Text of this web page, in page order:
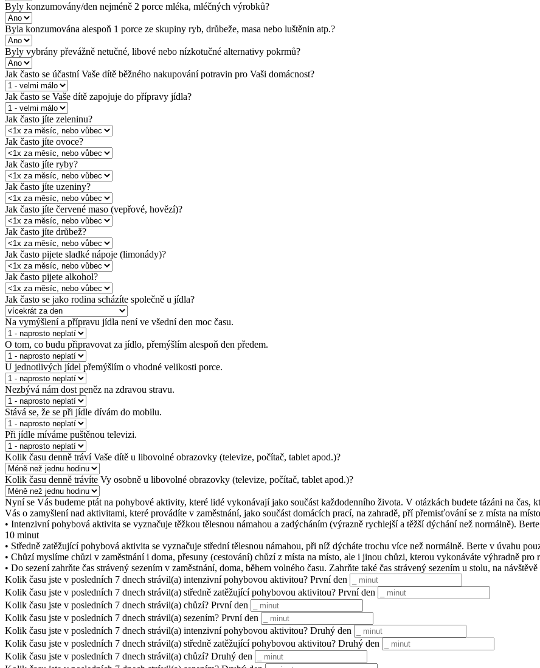
Byly konzumovány/den nejméně 2 porce mléka, mléčných výrobků?
Byla konzumována alespoň 1 porce ze skupiny ryb, drůbeže, masa nebo luštěnin atp.?
Byly vybrány převážně netučné, libové nebo nízkotučné alternativy pokrmů?
Jak často se účastní Vaše dítě běžného nakupování potravin pro Vaši domácnost?
Jak často se Vaše dítě zapojuje do přípravy jídla?
Jak často jíte zeleninu?
Jak často jíte ovoce?
Jak často jíte ryby?
Jak často jíte uzeniny?
Jak často jíte červené maso (vepřové, hovězí)?
Jak často jíte drůbež?
Jak často pijete sladké nápoje (limonády)?
Jak často pijete alkohol?
Jak často se jako rodina scházíte společně u jídla?
Na vymýšlení a přípravu jídla není ve všední den moc času.
O tom, co budu připravovat za jídlo, přemýšlím alespoň den předem.
U jednotlivých jídel přemýšlím o vhodné velikosti porce.
Nezbývá nám dost peněz na zdravou stravu.
Stává se, že se při jídle dívám do mobilu.
Při jídle míváme puštěnou televizi.
Kolik času denně tráví Vaše dítě u libovolné obrazovky (televize, počítač, tablet apod.)?
Kolik času denně trávíte Vy osobně u libovolné obrazovky (televize, počítač, tablet apod.)?
Nyní se Vás budeme ptát na pohybové aktivity, které lidé vykonávají jako součást každodenního života. V otázkách budete tázáni na
Vás o zamyšlení nad aktivitami, které provádíte v zaměstnání, jako součást domácích prací, na zahradě, pří přemisťování se z místa na
• Intenzivní pohybová aktivita se vyznačuje těžkou tělesnou námahou a zadýcháním (výrazně rychlejší a těžší dýchání než normálně).
10 minut
• Středně zatěžující pohybová aktivita se vyznačuje střední tělesnou námahou, při níž dýcháte trochu více než normálně. Berte v úvahu
• Chůzí myslíme chůzi v zaměstnání i doma, přesuny (cestování) chůzí z místa na místo, ale i jinou chůzi, kterou vykonáváte výhradně
• Do sezení zahrňte čas strávený sezením v zaměstnání, doma, během volného času. Zahrňte také čas strávený sezením u stolu, na
Kolik času jste v posledních 7 dnech strávil(a) intenzivní pohybovou aktivitou? První den
Kolik času jste v posledních 7 dnech strávil(a) středně zatěžující pohybovou aktivitou? První den
Kolik času jste v posledních 7 dnech strávil(a) chůzí? První den
Kolik času jste v posledních 7 dnech strávil(a) sezením? První den
Kolik času jste v posledních 7 dnech strávil(a) intenzivní pohybovou aktivitou? Druhý den
Kolik času jste v posledních 7 dnech strávil(a) středně zatěžující pohybovou aktivitou? Druhý den
Kolik času jste v posledních 7 dnech strávil(a) chůzí? Druhý den